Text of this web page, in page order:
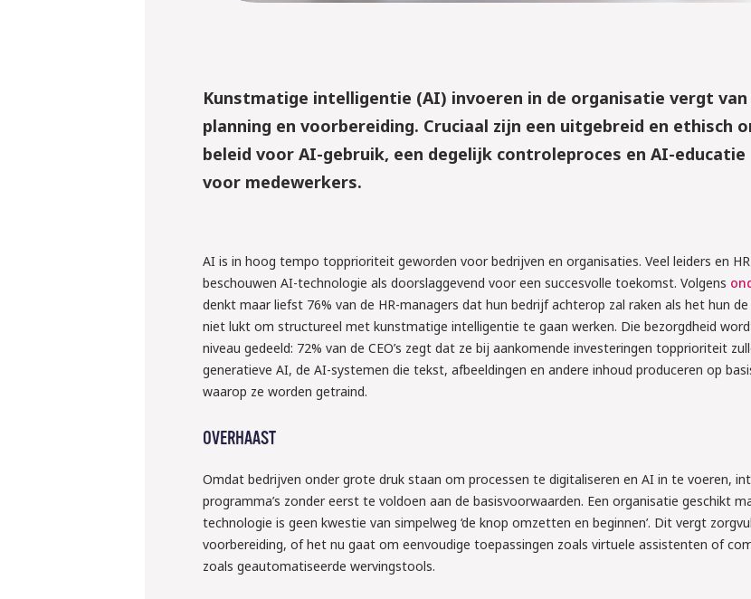
Kunstmatige intelligentie (AI) invoeren in de organisatie vergt van
planning en voorbereiding. Cruciaal zijn een uitgebreid en ethisch
beleid voor AI-gebruik, een degelijk controleproces en AI-educatie
voor medewerkers.
AI is in hoog tempo topprioriteit geworden voor bedrijven en organisaties. Veel leiders en
beschouwen AI-technologie als doorslaggevend voor een succesvolle toekomst. Volgens
denkt maar liefst 76% van de HR-managers dat hun bedrijf achterop zal raken als het hun
niet lukt om structureel met kunstmatige intelligentie te gaan werken. Die bezorgdheid
niveau gedeeld: 72% van de CEO’s zegt dat ze bij aankomende investeringen topprioriteit
generatieve AI, de AI-systemen die tekst, afbeeldingen en andere inhoud produceren op
waarop ze worden getraind.
OVERHAAST
Omdat bedrijven onder grote druk staan om processen te digitaliseren en AI in te voeren,
programma’s zonder eerst te voldoen aan de basisvoorwaarden. Een organisatie geschikt
technologie is geen kwestie van simpelweg ‘de knop omzetten en beginnen’. Dit vergt
voorbereiding, of het nu gaat om eenvoudige toepassingen zoals virtuele assistenten of
zoals geautomatiseerde wervingstools.